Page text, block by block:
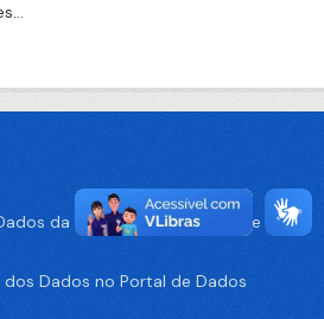
da Prefeitura da Cidade de
Dados no Portal de Dados